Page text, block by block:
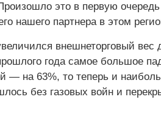
это в первую
нашего партнера в этом
внешнеторговый
года самое большое
— на 63%, то теперь и
без газовых войн и